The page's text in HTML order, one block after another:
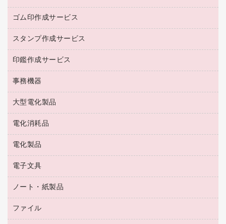
作業用雑貨
梱包用品
梱包用テープ
工場用品
園芸用品
ペット用品
ミルク・シュガー
ソフトドリンク
コーヒーメーカー・備品
インスタントコーヒー
お茶備品
台所用洗剤
掃除用品
掃除用洗剤
洗濯用品
消臭・芳香剤
殺虫剤
飲食用消耗品
飲食雑貨用品
ハンドソープ・石鹸
トイレ用品
トイレ用洗剤
カウネットキャラクター商品
ゴム印作成サービス
ゴム印作成サービス
ゴム印（一行印）作成サービス
ゴム印（フリーサイズ印）作成サービス
スタンプ作成サービス
シヤチハタスタンプ作成サービス
カウネットスタンプ作成サービス
印鑑作成サービス
印鑑作成サービス
事務機器
大型シュレッダー（共配）
レーザーポインター
ラミネートフィルム
ラミネータ
タイムレコーダー
シュレッダ
ＯＨＰ用品
大型電化製品
冷蔵庫・キッチン・調理家電
テレビ・ＡＶ機器
電化消耗品
電球・蛍光灯
乾電池・充電池
フィルム・カメラ用品
デスクライト
アルバム
電化製品
掃除機・クリーナー
空調・季節家電
その他電化製品
キッチン・調理家電
電子文具
電卓
ラベルテープ
ノート・紙製品
封筒
ファイル